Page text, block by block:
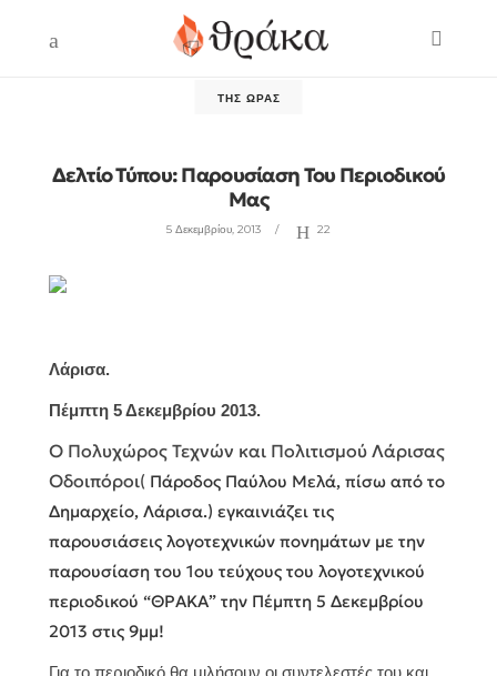
ΤΗΣ ΏΡΑΣ
Δελτίο Τύπου: Παρουσίαση Του Περιοδικού
Μας
5 Δεκεμβρίου, 2013 22
Λάρισα.
Πέμπτη 5 Δεκεμβρίου 2013.
Ο Πολυχώρος Τεχνών και Πολιτισμού Λάρισας
Οδοιπόροι( Πάροδος Παύλου Μελά, πίσω από το
Δημαρχείο, Λάρισα.) εγκαινιάζει τις
παρουσιάσεις λογοτεχνικών πονημάτων με την
παρουσίαση του 1ου τεύχους του λογοτεχνικού
περιοδικού “ΘΡΑΚΑ” την Πέμπτη 5 Δεκεμβρίου
2013 στις 9μμ!
Για το περιοδικό θα μιλήσουν οι συντελεστές του και